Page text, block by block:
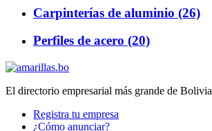
Carpinterías de aluminio (26)
Perfiles de acero (20)
El directorio empresarial más grande de Bolivia
Registra tu empresa
¿Cómo anunciar?